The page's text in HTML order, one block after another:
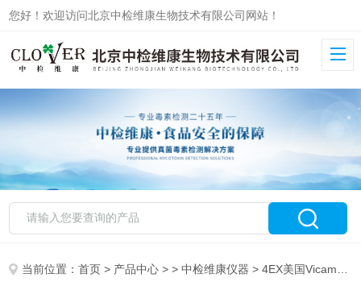
您好！欢迎访问北京中检维康生物技术有限公司网站！
当前位置：首页 > 产品中心 > >中检维康仪器 > 4EX美国Vicam（维康）仪器真菌毒素检测系统